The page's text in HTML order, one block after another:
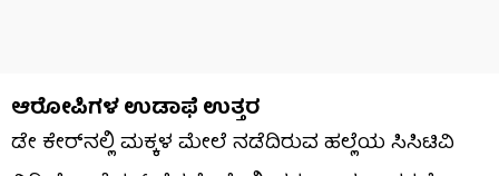
ಆರೋಪಿಗಳ ಉಡಾಫೆ ಉತ್ತರ
ಡೇ ಕೇರ್‌ನಲ್ಲಿ ಮಕ್ಕಳ ಮೇಲೆ ನಡೆದಿರುವ ಹಲ್ಲೆಯ ಸಿಸಿಟಿವಿ